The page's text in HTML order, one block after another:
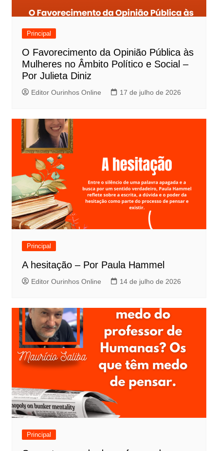
Principal
O Favorecimento da Opinião Pública às
Mulheres no Âmbito Político e Social –
Por Julieta Diniz
Editor Ourinhos Online 17 de julho de 2026
Principal
A hesitação – Por Paula Hammel
Editor Ourinhos Online 14 de julho de 2026
Principal